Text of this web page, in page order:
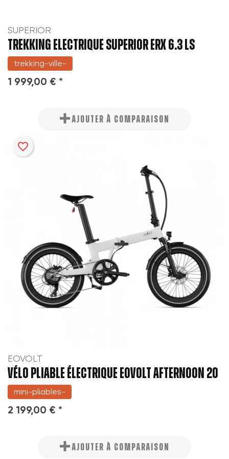
SUPERIOR
TREKKING ELECTRIQUE SUPERIOR ERX 6.3 LS
trekking-ville-
1 999,00 € *
AJOUTER À COMPARAISON
EOVOLT
Vélo pliable électrique EOVOLT AFTERNOON 20
mini-pliables-
2 199,00 € *
favorite_border
AJOUTER À COMPARAISON